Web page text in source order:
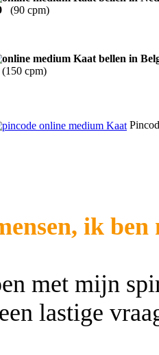
(90 cpm)
(150 cpm)
ik
met mijn
lastige